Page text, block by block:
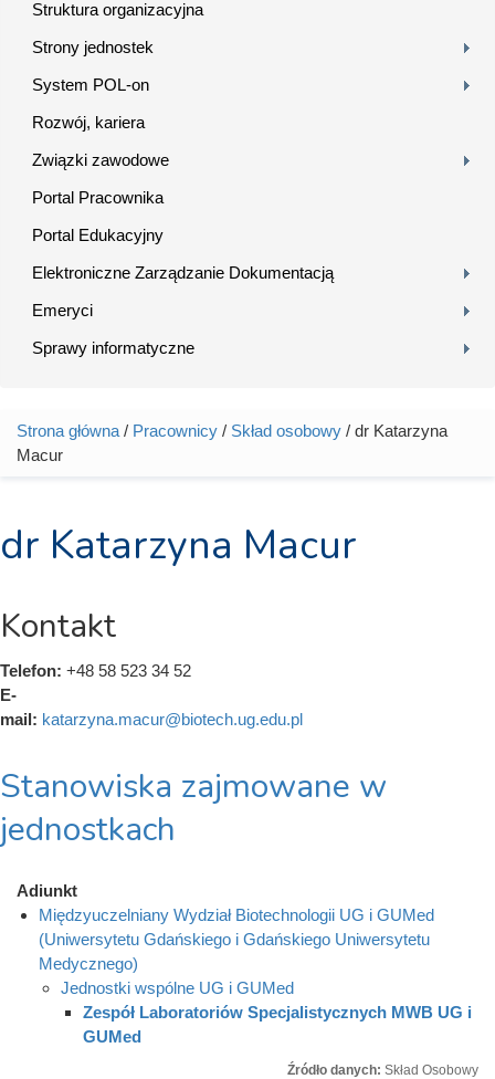
Struktura organizacyjna
Strony jednostek
System POL-on
Rozwój, kariera
Związki zawodowe
Portal Pracownika
Portal Edukacyjny
Elektroniczne Zarządzanie Dokumentacją
Emeryci
Sprawy informatyczne
Jesteś tutaj
Strona główna / Pracownicy / Skład osobowy / dr Katarzyna
Macur
dr Katarzyna Macur
Kontakt
Telefon: +48 58 523 34 52
E-
mail: katarzyna.macur@biotech.ug.edu.pl
Stanowiska zajmowane w
jednostkach
Adiunkt
Międzyuczelniany Wydział Biotechnologii UG i GUMed
(Uniwersytetu Gdańskiego i Gdańskiego Uniwersytetu
Medycznego)
Jednostki wspólne UG i GUMed
Zespół Laboratoriów Specjalistycznych MWB UG i
GUMed
Źródło danych: Skład Osobowy